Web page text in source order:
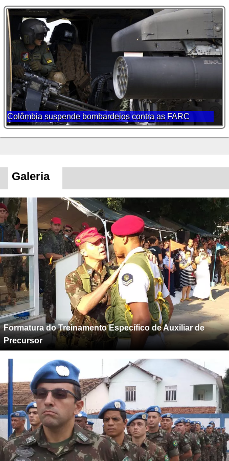
Colômbia suspende bombardeios contra as FARC
Galeria
Formatura do Treinamento Específico de Auxiliar de
Precursor